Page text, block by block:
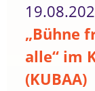
„Bühne
alle“ im
(KUBAA)